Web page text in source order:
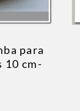
para
10 cm-